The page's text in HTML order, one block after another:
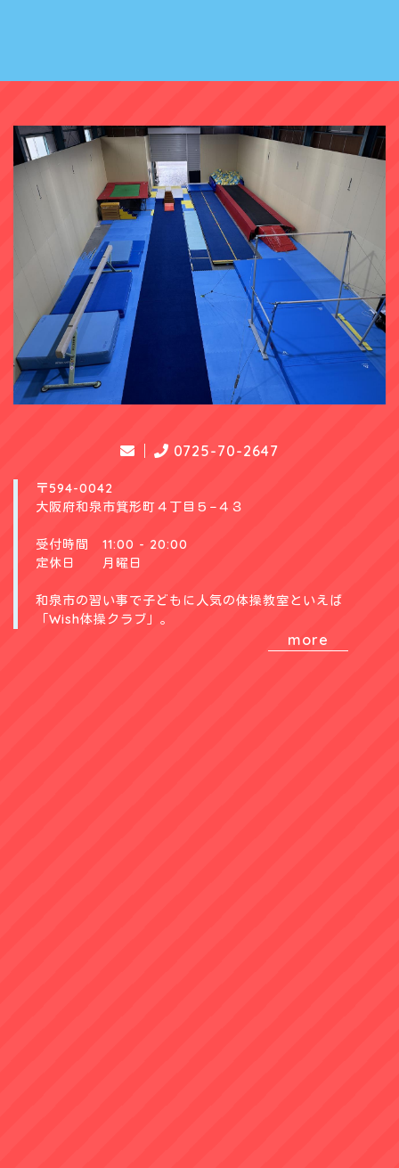
0725-70-2647
〒594-0042
大阪府和泉市箕形町４丁目５−４３
受付時間 11:00 - 20:00
定休日 月曜日
和泉市の習い事で子どもに人気の体操教室といえば
「Wish体操クラブ」。
more